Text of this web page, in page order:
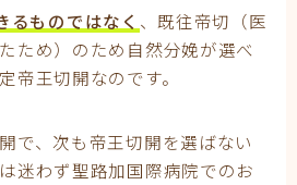
るものではなく 、既往帝切（医
ため）のため自然分娩が選べ
帝王切開なのです。
で、次も帝王切開を選ばない
迷わず聖路加国際病院でのお